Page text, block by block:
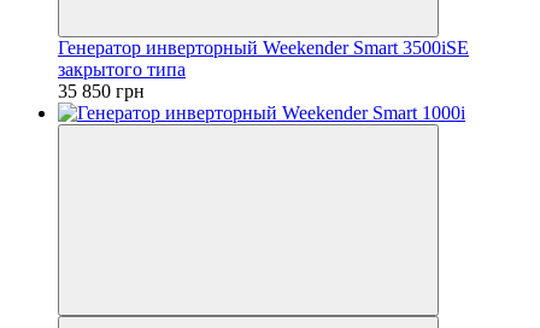
Генератор инверторный Weekender Smart 3500iSE
закрытого типа
35 850 грн